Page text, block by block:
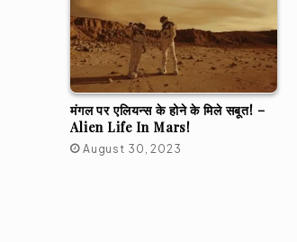
मंगल पर एलियन्स के होने के मिले सबूत! –
Alien Life In Mars!
August 30, 2023